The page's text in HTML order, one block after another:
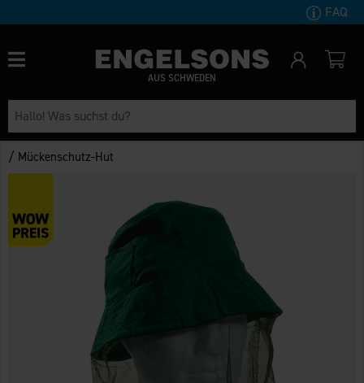
FAQ
AUS SCHWEDEN
/ Mückenschutz-Hut